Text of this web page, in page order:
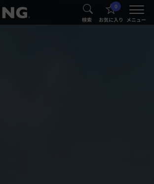
® 検索
0
お気に入り メニュー
®